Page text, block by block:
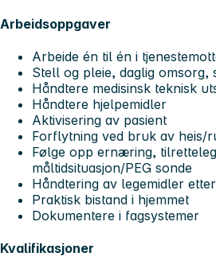
Arbeidsoppgaver
Arbeide én til én i
Stell og pleie, daglig omsorg,
Håndtere medisinsk teknisk
Håndtere hjelpemidler
Aktivisering av pasient
Forflytning ved bruk av heis/
Følge opp ernæring,
måltidsituasjon/PEG sonde
Håndtering av legemidler
Praktisk bistand i hjemmet
Dokumentere i fagsystemer
Kvalifikasjoner